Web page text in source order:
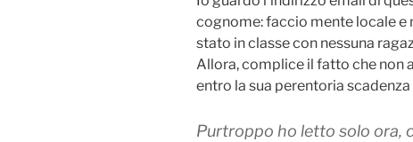
cognome: faccio mente locale e
stato in classe con nessuna
Allora, complice il fatto che non
entro la sua perentoria
Purtroppo ho letto solo ora,